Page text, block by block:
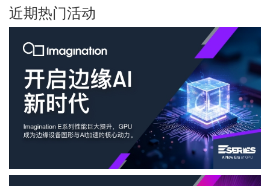
近期热门活动